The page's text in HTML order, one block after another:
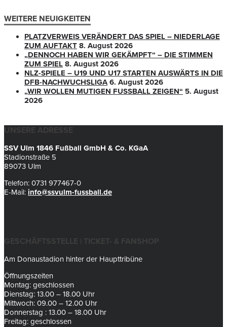
WEITERE NEUIGKEITEN
PLATZVERWEIS VERÄNDERT DAS SPIEL – NIEDERLAGE
ZUM AUFTAKT 8. August 2026
„DENNOCH HABEN WIR GEKÄMPFT“ – DIE STIMMEN
ZUM SPIEL 8. August 2026
NLZ-SPIELE – U19 UND U17 STARTEN AUSWÄRTS IN DIE
DFB-NACHWUCHSLIGA 6. August 2026
„WIR WOLLEN MUTIGEN FUSSBALL ZEIGEN“
5. August
2026
UNSERE ADRESSE
SSV Ulm 1846 Fußball GmbH & Co. KGaA
Stadionstraße 5
89073 Ulm
Telefon: 0731 977467-0
E-Mail: info@ssvulm-fussball.de
GESCHÄFTSSTELLE | TICKET- & FANSHOP
Am Donaustadion hinter der Haupttribüne
Öffnungszeiten
Montag: geschlossen
Dienstag: 13.00 – 18.00 Uhr
Mittwoch: 09.00 – 12.00 Uhr
Donnerstag : 13.00 – 18.00 Uhr
Freitag: geschlossen